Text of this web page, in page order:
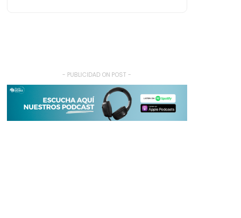
- PUBLICIDAD ON POST -